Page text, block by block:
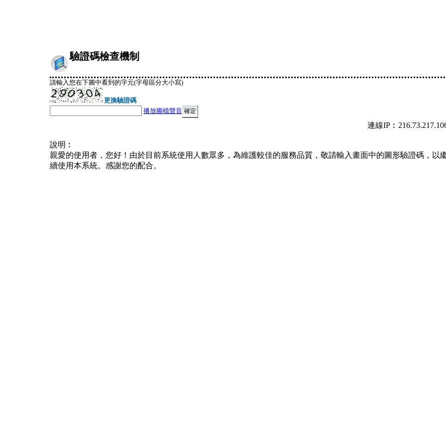
驗證碼檢查機制
請輸入您在下圖中看到的字元(字母區分大小寫)
更換驗證碼
播放圖檔聲音
連線
說明︰
親愛的使用者，您好！由於目前系統使用人數眾多，為維護較佳的服務品質，敬請輸入畫面中的圖形驗證碼，以
續使用本系統。感謝您的配合。